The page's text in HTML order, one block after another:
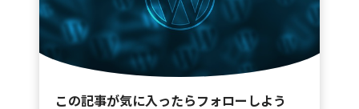
この記事が気に入ったらフォローしよう